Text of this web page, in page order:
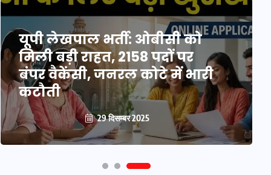
यूपी लेखपाल भर्ती: ओबीसी को
मिली बड़ी राहत, 2158 पदों पर
बंपर वैकेंसी, जनरल कोटे में भारी
कटौती
29 दिसम्बर 2025
वोटर लिस्ट पुनरीक्षण कार्यक्रम में
हुआ बदलाव, देखें नई तारीखों की
पूरी लिस्ट
30 दिसम्बर 2025